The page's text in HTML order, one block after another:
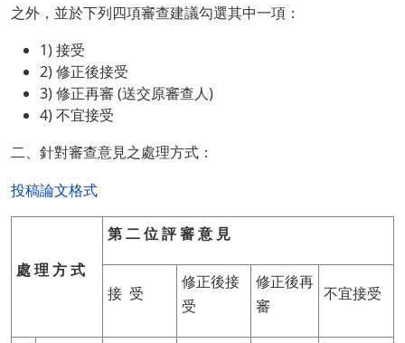
之外，並於下列四項審查建議勾選其中一項：
1) 接受
2) 修正後接受
3) 修正再審 (送交原審查人)
4) 不宜接受
二、針對審查意見之處理方式：
投稿論文格式
處 理 方 式
第 二 位 評 審 意 見
接 受
修正後接
受
修正後再
審
不宜接受